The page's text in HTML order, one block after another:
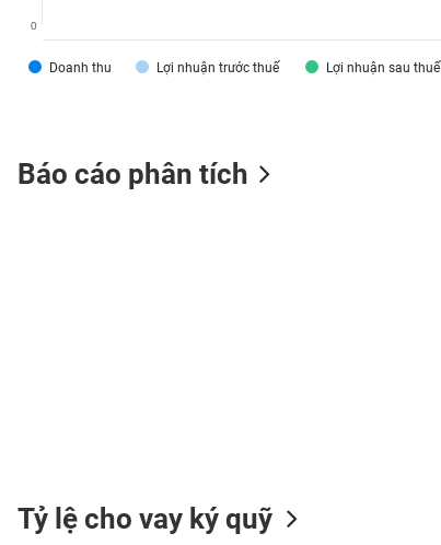
Doanh thu Lợi nhuận trước thuế Lợi nhuận sau thuế
0
Báo cáo phân tích
Tỷ lệ cho vay ký quỹ
LƯỢNG
NGUYÊN
KHÔNG